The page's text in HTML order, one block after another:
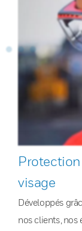
Protection
visage
Développés
nos clients, nos